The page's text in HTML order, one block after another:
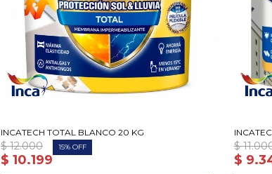
INCATECH TOTAL BLANCO 20 KG
$ 10.199
$ 12.000 15
$
$